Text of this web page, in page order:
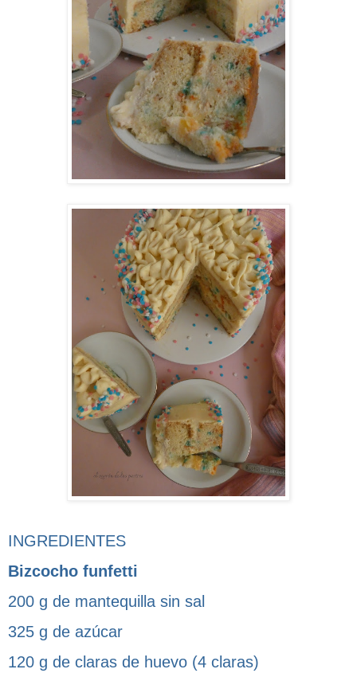
INGREDIENTES
Bizcocho funfetti
200 g de mantequilla sin sal
325 g de azúcar
120 g de claras de huevo (4 claras)